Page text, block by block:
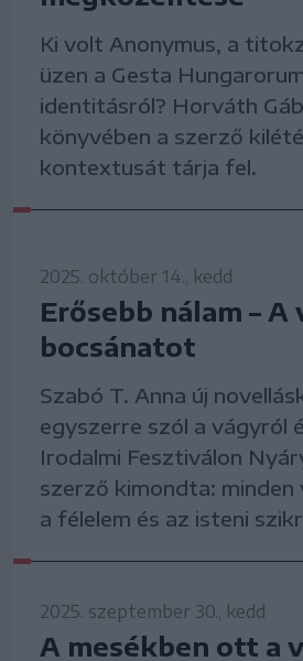
Ki volt Anonymus, a
üzen a Gesta
identitásról? Horváth
könyvében a szerző
kontextusát tárja fel.
2025. október 14., kedd
Erősebb nálam – A
bocsánatot
Szabó T. Anna új
egyszerre szól a vágyról
Irodalmi Fesztiválon
szerző kimondta:
a félelem és az isteni
2025. szeptember 30., kedd
A mesékben ott a